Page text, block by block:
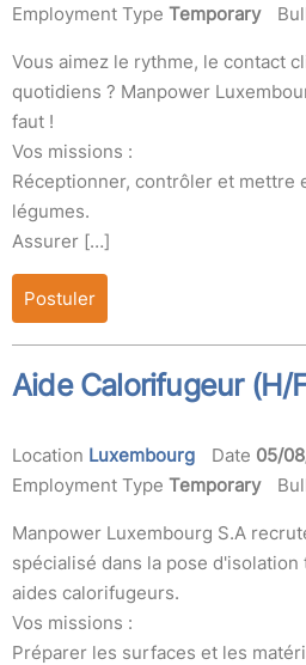
Employment Type Temporary
Vous aimez le rythme, le contact
quotidiens ? Manpower
faut !
Vos missions :
Réceptionner, contrôler et mettre
légumes.
Assurer […]
Postuler
Aide Calorifugeur (H/
Location Luxembourg Date 05/
Employment Type Temporary
Manpower Luxembourg S.A
spécialisé dans la pose
aides calorifugeurs.
Vos missions :
Préparer les surfaces et les